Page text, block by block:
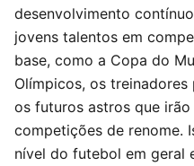
desenvolvimento
jovens talentos em
base, como a Copa do
Olímpicos, os
os futuros astros que
competições de renome.
nível do futebol em geral